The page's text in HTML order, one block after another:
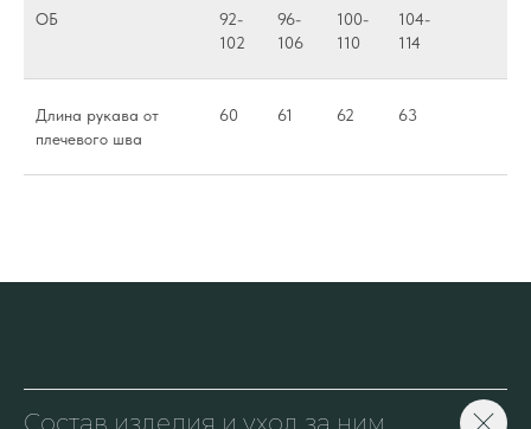
ОБ
92-
102
96-
106
100-
110
104-
114
Длина рукава от
плечевого шва
60 61 62 63
Состав изделия и уход за ним